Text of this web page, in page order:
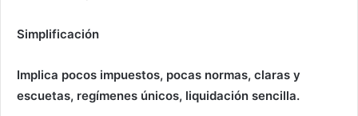
Simplificación
Implica pocos impuestos, pocas normas, claras y
escuetas, regímenes únicos, liquidación sencilla.